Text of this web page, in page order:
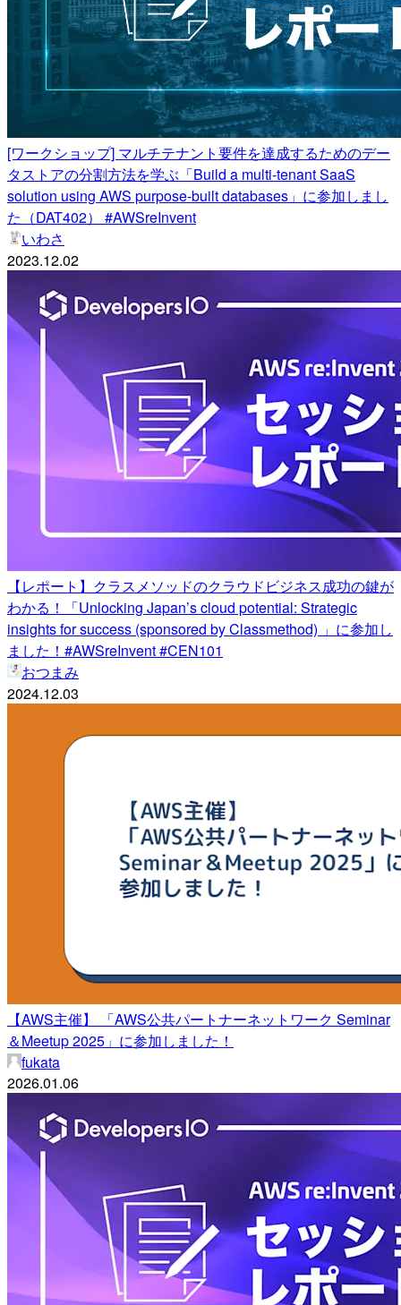
[ワークショップ] マルチテナント要件を達成するためのデー
タストアの分割方法を学ぶ「Build a multi-tenant SaaS
solution using AWS purpose-built databases」に参加しまし
た（DAT402） #AWSreInvent
いわさ
2023.12.02
【レポート】クラスメソッドのクラウドビジネス成功の鍵が
わかる！「Unlocking Japan’s cloud potential: Strategic
insights for success (sponsored by Classmethod) 」に参加し
ました！#AWSreInvent #CEN101
おつまみ
2024.12.03
【AWS主催】 「AWS公共パートナーネットワーク Seminar
＆Meetup 2025」に参加しました！
fukata
2026.01.06